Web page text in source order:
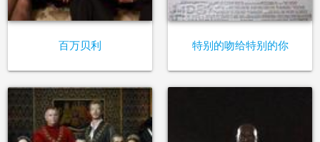
百万贝利 特别的吻给特别的你